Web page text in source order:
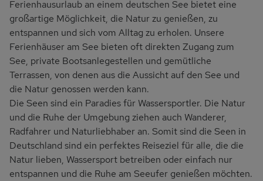
Ferienhausurlaub an einem deutschen See bietet eine
großartige Möglichkeit, die Natur zu genießen, zu
entspannen und sich vom Alltag zu erholen. Unsere
Ferienhäuser am See bieten oft direkten Zugang zum
See, private Bootsanlegestellen und gemütliche
Terrassen, von denen aus die Aussicht auf den See und
die Natur genossen werden kann.
Die Seen sind ein Paradies für Wassersportler. Die Natur
und die Ruhe der Umgebung ziehen auch Wanderer,
Radfahrer und Naturliebhaber an. Somit sind die Seen in
Deutschland sind ein perfektes Reiseziel für alle, die die
Natur lieben, Wassersport betreiben oder einfach nur
entspannen und die Ruhe am Seeufer genießen möchten.